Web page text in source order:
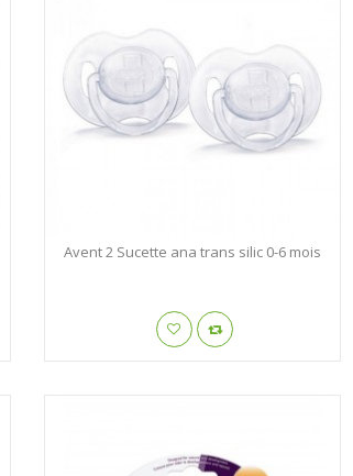
Avent 2 Sucette ana trans silic 0-6 mois